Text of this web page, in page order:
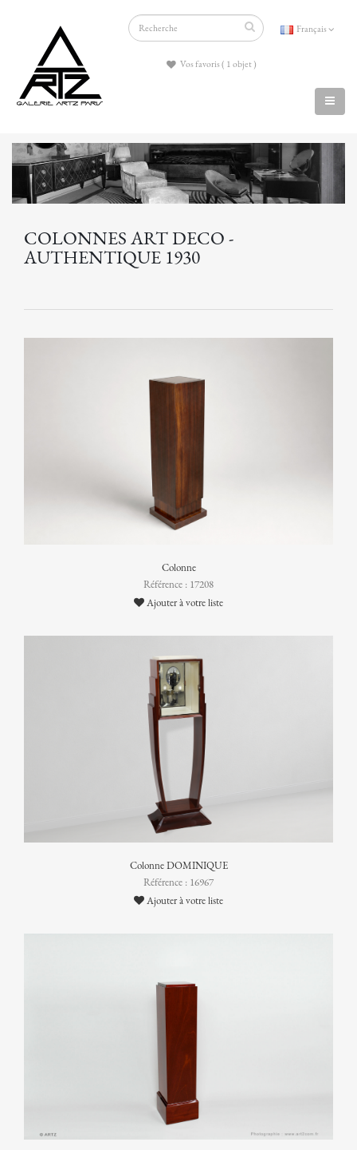
Français
Vos favoris ( 1 objet )
COLONNES ART DECO -
AUTHENTIQUE 1930
Colonne
Référence : 17208
Ajouter à votre liste
Colonne DOMINIQUE
Référence : 16967
Ajouter à votre liste